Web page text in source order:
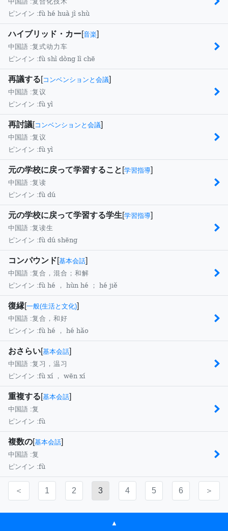
复合化技术
ピンイン :fù hé huà jì shù
ハイブリッド・カー[音楽]
中国語 :复式动力车
ピンイン :fù shì dòng lì chē
再議する[コンベンションと会議]
中国語 :复议
ピンイン :fù yì
再討議[コンベンションと会議]
中国語 :复议
ピンイン :fù yì
元の学校に戻って学習すること [学習指導]
中国語 :复读
ピンイン :fù dú
元の学校に戻って学習する学生[学習指導]
中国語 :复读生
ピンイン :fù dú shēng
コンパウンド[基本会話]
中国語 :复合，混合；和解
ピンイン :fù hé ， hùn hé ； hé jiě
復縁[一般(生活と文化)]
中国語 :复合，和好
ピンイン :fù hé ， hé hǎo
おさらい[基本会話]
中国語 :复习，温习
ピンイン :fù xí ， wēn xí
重複する[基本会話]
中国語 :复
ピンイン :fù
複数の[基本会話]
中国語 :复
ピンイン :fù
＜ 1 2 3 4 5 6 ＞
▲